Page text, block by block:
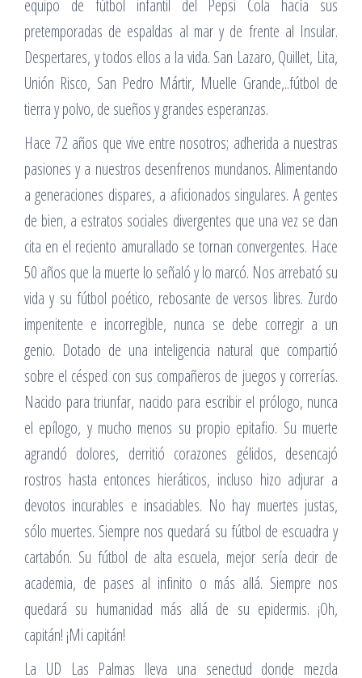
equipo de fútbol infantil del Pepsi Cola hacía sus
pretemporadas de espaldas al mar y de frente al Insular.
Despertares, y todos ellos a la vida. San Lazaro, Quillet, Lita,
Unión Risco, San Pedro Mártir, Muelle Grande,..fútbol de
tierra y polvo, de sueños y grandes esperanzas.
Hace 72 años que vive entre nosotros; adherida a nuestras
pasiones y a nuestros desenfrenos mundanos. Alimentando
a generaciones dispares, a aficionados singulares. A gentes
de bien, a estratos sociales divergentes que una vez se dan
cita en el reciento amurallado se tornan convergentes. Hace
50 años que la muerte lo señaló y lo marcó. Nos arrebató su
vida y su fútbol poético, rebosante de versos libres. Zurdo
impenitente e incorregible, nunca se debe corregir a un
genio. Dotado de una inteligencia natural que compartió
sobre el césped con sus compañeros de juegos y correrías.
Nacido para triunfar, nacido para escribir el prólogo, nunca
el epílogo, y mucho menos su propio epitafio. Su muerte
agrandó dolores, derritió corazones gélidos, desencajó
rostros hasta entonces hieráticos, incluso hizo adjurar a
devotos incurables e insaciables. No hay muertes justas,
sólo muertes. Siempre nos quedará su fútbol de escuadra y
cartabón. Su fútbol de alta escuela, mejor sería decir de
academia, de pases al infinito o más allá. Siempre nos
quedará su humanidad más allá de su epidermis. ¡Oh,
capitán! ¡Mi capitán!
La UD Las Palmas lleva una senectud donde mezcla